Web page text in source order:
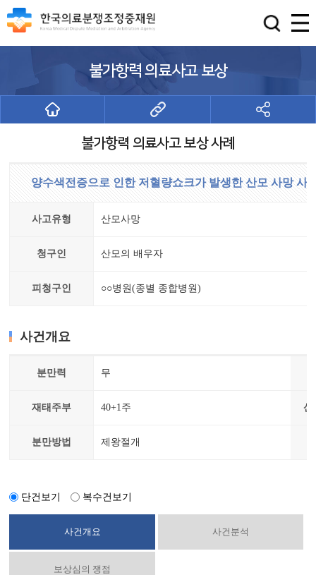
불가항력 의료사고 보상
불가항력 의료사고 보상 사례
양수색전증으로 인한 저혈량쇼크가 발생한 산모 사망 사
사고유형 산모사망
청구인 산모의 배우자
피청구인 ○○병원(종별 종합병원)
사건개요
분만력 무
재태주부 40+1주 산
분만방법 제왕절개
단건보기 복수건보기
사건개요 사건분석
보상심의 쟁점